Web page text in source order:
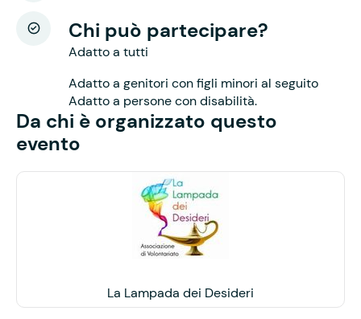
Chi può partecipare?
Adatto a tutti
Adatto a genitori con figli minori al seguito
Adatto a persone con disabilità.
Da chi è organizzato questo
evento
La Lampada dei Desideri